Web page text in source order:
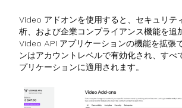
Video アドオンを使用すると、セキュリテ
析、および企業コンプライアンス機能を追
Video API アプリケーションの機能を拡張
ンはアカウントレベルで有効化され、すべ
プリケーションに適用されます。